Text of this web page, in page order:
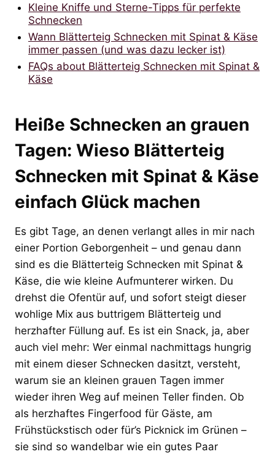
Kleine Kniffe und Sterne-Tipps für perfekte
Schnecken
Wann Blätterteig Schnecken mit Spinat & Käse
immer passen (und was dazu lecker ist)
FAQs about Blätterteig Schnecken mit Spinat &
Käse
Heiße Schnecken an grauen
Tagen: Wieso Blätterteig
Schnecken mit Spinat & Käse
einfach Glück machen
Es gibt Tage, an denen verlangt alles in mir nach
einer Portion Geborgenheit – und genau dann
sind es die Blätterteig Schnecken mit Spinat &
Käse, die wie kleine Aufmunterer wirken. Du
drehst die Ofentür auf, und sofort steigt dieser
wohlige Mix aus buttrigem Blätterteig und
herzhafter Füllung auf. Es ist ein Snack, ja, aber
auch viel mehr: Wer einmal nachmittags hungrig
mit einem dieser Schnecken dasitzt, versteht,
warum sie an kleinen grauen Tagen immer
wieder ihren Weg auf meinen Teller finden. Ob
als herzhaftes Fingerfood für Gäste, am
Frühstückstisch oder für’s Picknick im Grünen –
sie sind so wandelbar wie ein gutes Paar